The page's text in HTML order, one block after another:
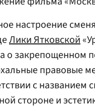
настроение
Лики Ятковской
о закрепощенном
правовые
с названием
стороне и